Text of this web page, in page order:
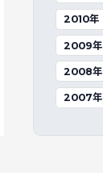
2010年
2009年
2008年
2007年